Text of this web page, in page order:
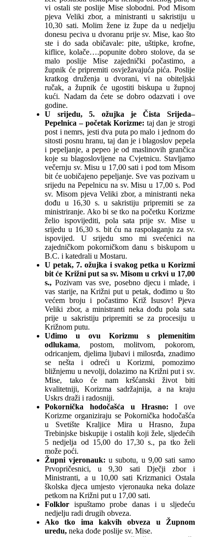
vi ostali ste poslije Mise slobodni. Pod Misom
pjeva Veliki zbor, a ministranti u sakristiju u
10,30 sati. Molim žene iz župe da u nedjelju
donesu peciva u dvoranu prije sv. Mise, kao što
ste i do sada običavale: pite, uštipke, krofne,
kiflice, kolače….popunite dobro stolove, da se
malo poslije Mise zajednički počastimo, a
župnik će pripremiti osvježavajuća pića. Poslije
kratkog druženja u dvorani, vi na obiteljski
ručak, a župnik će ugostiti biskupa u župnoj
kući. Nadam da ćete se dobro odazvati i ove
godine.
U srijedu, 5. ožujka je Čista Srijeda–
Pepelnica – početak Korizme: taj dan je strogi
post i nemrs, jesti dva puta po malo i jednom do
sitosti posnu hranu, taj dan je i blagoslov pepela
i pepeljanje, a pepeo je od maslinovih grančica
koje su blagoslovljene na Cvjetnicu. Stavljamo
večernju sv. Misu u 17,00 sati i pod tom Misom
bit će uobičajeno pepeljanje. Sve vas pozivam u
srijedu na Pepelnicu na sv. Misu u 17,00 s. Pod
sv. Misom pjeva Veliki zbor, a ministranti neka
dođu u 16,30 s. u sakristiju pripremiti se za
ministriranje. Ako bi se tko na početku Korizme
želio ispovijediti, pola sata prije sv. Mise u
srijedu u 16,30 s. bit ću na raspolaganju za sv.
ispovijed. U srijedu smo mi svećenici na
zajedničkom pokorničkom danu s biskupom u
B.C. i katedrali u Mostaru.
U petak, 7. ožujka i svakog petka u Korizmi
bit će Križni put sa sv. Misom u crkvi u 17,00
s., Pozivam vas sve, posebno djecu i mlade, i
vas starije, na Križni put u petak, dođimo u što
većem broju i počastimo Križ Isusov! Pjeva
Veliki zbor, a ministranti neka dođu pola sata
prije u sakristiju pripremiti se za procesiju u
Križnom putu.
Uđimo u ovu Korizmu s plemenitim
odlukama, postom, molitvom, pokorom,
odricanjem, djelima ljubavi i milosrđa, znadimo
se nešta i odreći u Korizmi, pomozimo
bližnjemu u nevolji, dolazimo na Križni put i sv.
Mise, tako će nam kršćanski život biti
kvalitetniji, Korizma sadržajnija, a na kraju
Uskrs draži i radosniji.
Pokornička hodočašća u Hrasno: I ove
Korizme organiziraju se Pokornička hodočašća
u Svetište Kraljice Mira u Hrasno, župa
Trebinjske biskupije i ostalih koji žele, sljedećih
5 nedjelja od 15,00 do 17,30 s., pa tko želi
može poći.
Župni vjeronauk: u subotu, u 9,00 sati samo
Prvopričesnici, u 9,30 sati Dječji zbor i
Ministranti, a u 10,00 sati Krizmanici Ostala
školska djeca umjesto vjeronauka neka dolaze
petkom na Križni put u 17,00 sati.
Folklor ispuštamo probe danas i u sljedeću
nedjelju radi drugih obveza.
Ako tko ima kakvih obveza u Župnom
uredu, neka dođe poslije sv. Mise.